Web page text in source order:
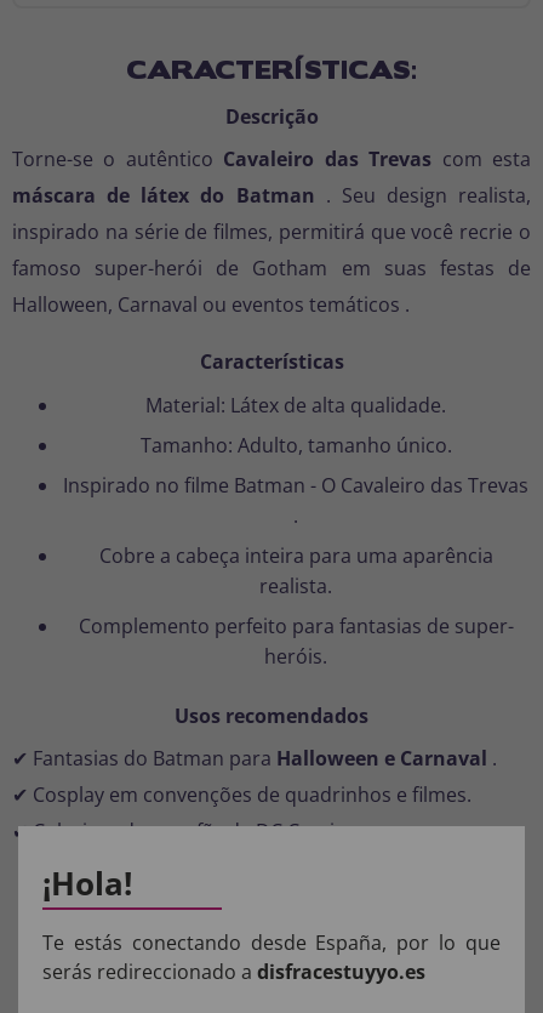
CARACTERÍSTICAS:
Descrição
Torne-se o autêntico Cavaleiro das Trevas com esta
máscara de látex do Batman . Seu design realista,
inspirado na série de filmes, permitirá que você recrie o
famoso super-herói de Gotham em suas festas de
Halloween, Carnaval ou eventos temáticos .
Características
Material: Látex de alta qualidade.
Tamanho: Adulto, tamanho único.
Inspirado no filme Batman - O Cavaleiro das Trevas
.
Cobre a cabeça inteira para uma aparência
realista.
Complemento perfeito para fantasias de super-
heróis.
Usos recomendados
✔ Fantasias do Batman para Halloween e Carnaval .
✔ Cosplay em convenções de quadrinhos e filmes.
✔ Colecionadores e fãs da DC Comics.
COMPOSIÇÃO DOS NOSSOS
PRODUTOS:
¡Hola!
Te estás conectando desde España, por lo que
serás redireccionado a disfracestuyyo.es